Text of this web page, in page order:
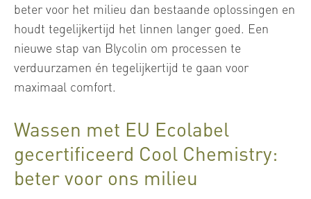
beter voor het milieu dan bestaande oplossingen en
houdt tegelijkertijd het linnen langer goed. Een
nieuwe stap van Blycolin om processen te
verduurzamen én tegelijkertijd te gaan voor
maximaal comfort.
Wassen met EU Ecolabel
gecertificeerd Cool Chemistry:
beter voor ons milieu